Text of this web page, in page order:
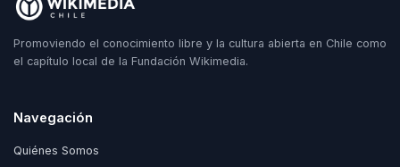
Promoviendo el conocimiento libre y la cultura abierta en Chile como
el capítulo local de la Fundación Wikimedia.
Navegación
Quiénes Somos